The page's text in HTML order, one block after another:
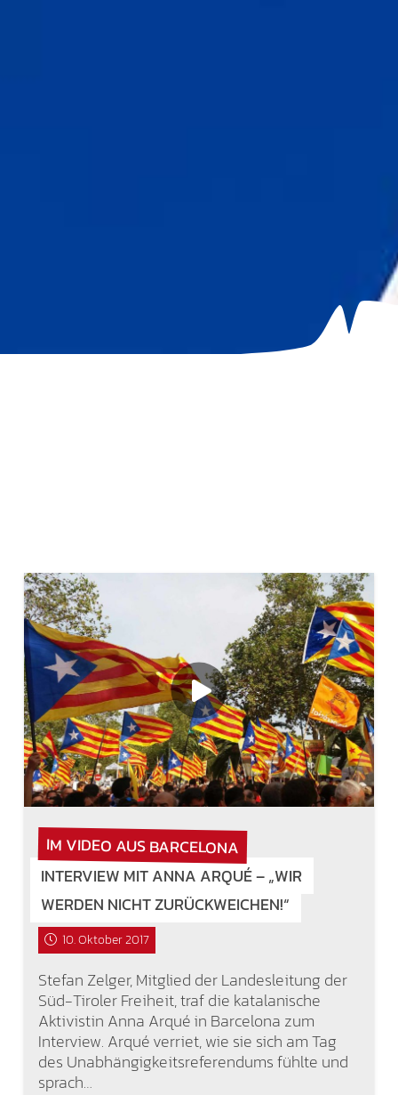
IM VIDEO AUS BARCELONA
INTERVIEW MIT ANNA ARQUÉ – „WIR
WERDEN NICHT ZURÜCKWEICHEN!“
10. Oktober 2017
Stefan Zelger, Mitglied der Landesleitung der
Süd-Tiroler Freiheit, traf die katalanische
Aktivistin Anna Arqué in Barcelona zum
Interview. Arqué verriet, wie sie sich am Tag
des Unabhängigkeitsreferendums fühlte und
sprach…